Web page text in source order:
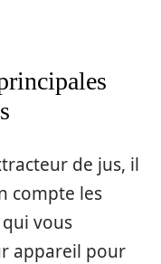
de jus, il
compte les
vous
appareil pour